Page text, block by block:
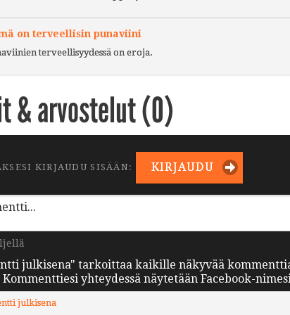
on terveellisin punaviini
terveellisyydessä on eroja.
& arvostelut (0)
KIRJAUDU SISÄÄN: KIRJAUDU
julkisena" tarkoittaa kaikille näkyvää
yhteydessä näytetään Facebook-
julkisena